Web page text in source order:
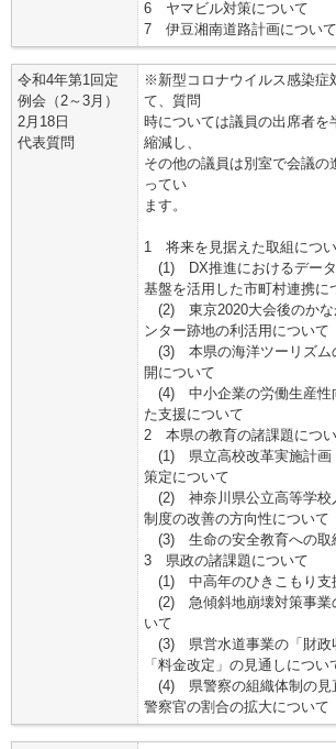
6 ヤマビル対策について
7 伊豆湘南道路計画について
令和4年第1回定
例会（2～3月）
2月18日
代表質問
※新型コロナウイルス感染症
て、質問
時については議員の出席者を
縮減し、
その他の議員は別室で会議の
ってい
ます。
1 将来を見据えた取組につ
(1) DX推進におけるデー
基盤を活用した市町村連携に
(2) 東京2020大会後のかな
ンター跡地の利活用について
(3) 本県の海洋ツーリズム
開について
(4) 中小企業の労働生産性
た支援について
2 本県の教育の諸課題につ
(1) 県立高校改革実施計画
策定について
(2) 神奈川県公立高等学校
制度の改善の方向性について
(3) 生命の安全教育への取
3 県政の諸課題について
(1) 中高年のひきこもり支
(2) 急傾斜地崩壊対策事業
いて
(3) 県営水道事業の「財政
「料金改定」の見通しについ
(4) 県警察の組織体制の見
警察官の割合の拡大について